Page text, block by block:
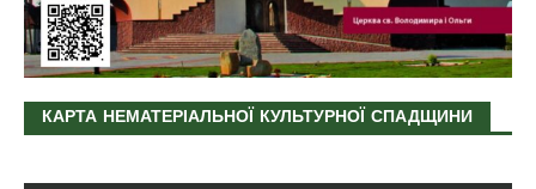
КАРТА НЕМАТЕРІАЛЬНОЇ КУЛЬТУРНОЇ СПАДЩИНИ